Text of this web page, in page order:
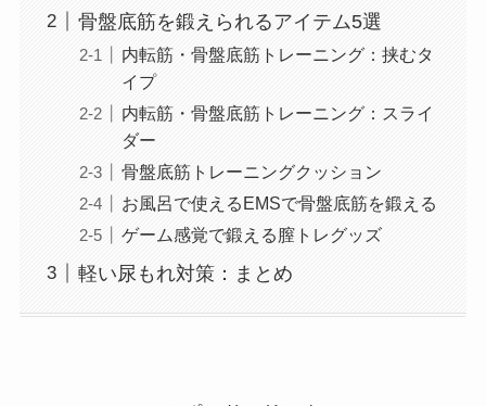
骨盤底筋を鍛えられるアイテム5選
内転筋・骨盤底筋トレーニング：挟むタ
イプ
内転筋・骨盤底筋トレーニング：スライ
ダー
骨盤底筋トレーニングクッション
お風呂で使えるEMSで骨盤底筋を鍛える
ゲーム感覚で鍛える膣トレグッズ
軽い尿もれ対策：まとめ